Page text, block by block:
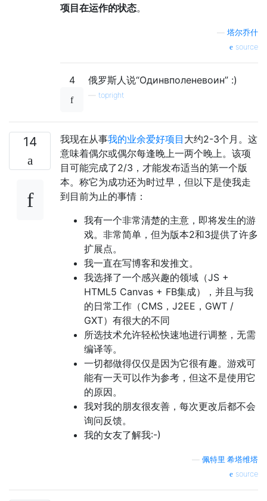
项目在运作的状态。
塔尔乔什
source
4 俄罗斯人说“Одинвполеневоин” :)
topright
14 我现在从事我的业余爱好项目 大约2-3个月。这
意味着偶尔或偶尔每逢晚上一两个晚上。该项
目可能完成了2/3，才能发布适当的第一个版
本。称它为成功还为时过早，但以下是使我走
到目前为止的事情：
我有一个非常清楚的主意，即将发生的游
戏。非常简单，但为版本2和3提供了许多
扩展点。
我一直在写博客和发推文。
我选择了一个感兴趣的领域（JS +
HTML5 Canvas + FB集成），并且与我
的日常工作（CMS，J2EE，GWT /
GXT）有很大的不同
所选技术允许轻松快速地进行调整，无需
编译等。
一切都做得仅仅是因为它很有趣。游戏可
能有一天可以作为参考，但这不是使用它
的原因。
我对我的朋友很友善，每次更改后都不会
询问反馈。
我的女友了解我:-)
佩特里·希塔维塔
source